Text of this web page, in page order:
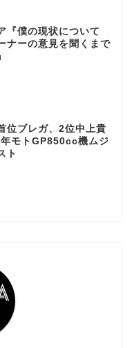
『僕の現状について
ナーの意見を聞くまで
位ブレガ、2位中上貴
モトGP850cc機ムジ
ト